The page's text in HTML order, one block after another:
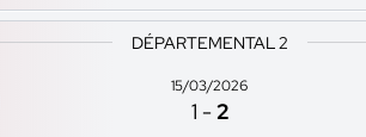
DÉPARTEMENTAL 2
15/03/2026
1 -2